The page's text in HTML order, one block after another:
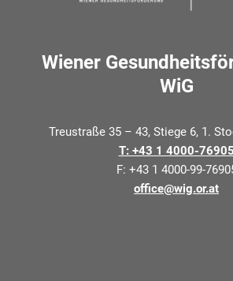
Wiener
WiG
Treustraße 35 – 43, Stiege 6, 1.
T: +43 1 4000-76905
F: +43 1 4000-99-
office@wig.or.at